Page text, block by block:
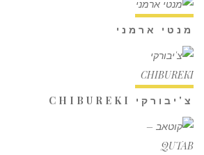
מנטי ארמני
צ'יבורקי CHIBUREKI